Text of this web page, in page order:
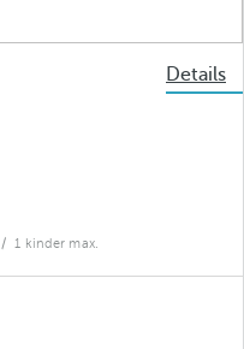
Details
/ 1 kinder max.